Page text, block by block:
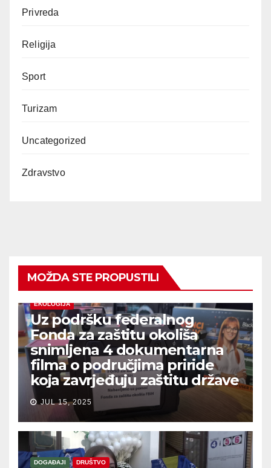
Privreda
Religija
Sport
Turizam
Uncategorized
Zdravstvo
MOŽDA STE PROPUSTILI
EKOLOGIJA
Uz podršku federalnog
Fonda za zaštitu okoliša
snimljena 4 dokumentarna
filma o područjima priride
koja zavrjeđuju zaštitu države
JUL 15, 2025
DOGAĐAJI DRUŠTVO